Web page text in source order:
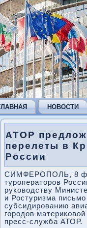
НОВОСТИ
АТОР
перелеты в
России
СИМФЕРОПОЛЬ, 8
туроператоров
руководству
и Ростуризма
субсидированию
городов
пресс-служба АТОР.